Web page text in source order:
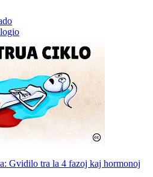
Gvidilo tra la 4 fazoj kaj hormonoj